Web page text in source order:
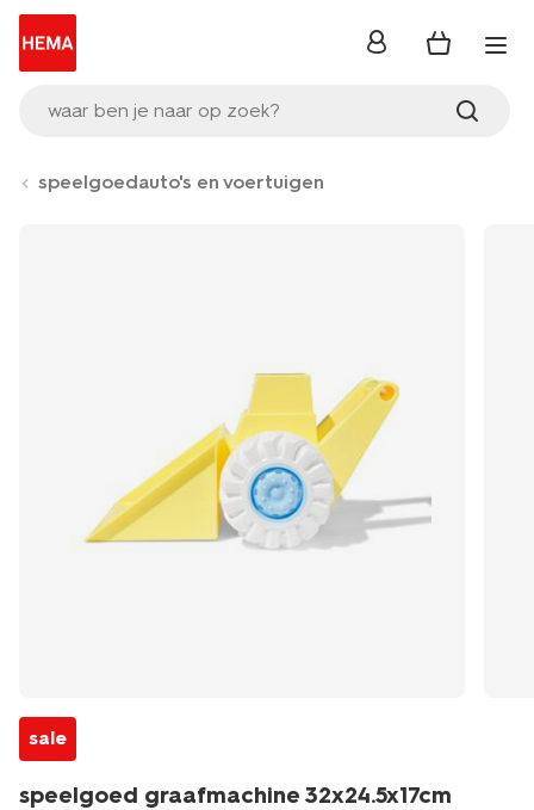
waar ben je naar op zoek?
inloggen
speelgoedauto's en voertuigen
sale
speelgoed graafmachine 32x24.5x17cm